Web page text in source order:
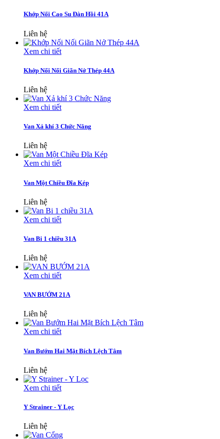
Khớp Nối Cao Su Đàn Hồi 41A
Liên hệ
Xem chi tiết
Khớp Nối Nối Giãn Nở Thép 44A
Liên hệ
Xem chi tiết
Van Xả khí 3 Chức Năng
Liên hệ
Xem chi tiết
Van Một Chiều Đĩa Kép
Liên hệ
Xem chi tiết
Van Bi 1 chiều 31A
Liên hệ
Xem chi tiết
VAN BƯỚM 21A
Liên hệ
Xem chi tiết
Van Bướm Hai Mặt Bích Lệch Tâm
Liên hệ
Xem chi tiết
Y Strainer - Y Lọc
Liên hệ